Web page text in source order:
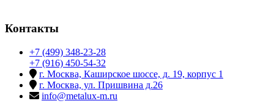
Контакты
+7 (499) 348-23-28
+7 (916) 450-54-32
г. Москва, Каширское шоссе, д. 19, корпус 1
г. Москва, ул. Пришвина д.26
info@metalux-m.ru